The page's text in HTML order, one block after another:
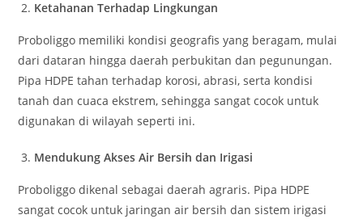
Ketahanan Terhadap Lingkungan
Proboliggo memiliki kondisi geografis yang beragam, mulai
dari dataran hingga daerah perbukitan dan pegunungan.
Pipa HDPE tahan terhadap korosi, abrasi, serta kondisi
tanah dan cuaca ekstrem, sehingga sangat cocok untuk
digunakan di wilayah seperti ini.
Mendukung Akses Air Bersih dan Irigasi
Proboliggo dikenal sebagai daerah agraris. Pipa HDPE
sangat cocok untuk jaringan air bersih dan sistem irigasi